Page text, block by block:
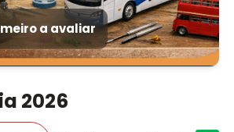
a avaliar
2026